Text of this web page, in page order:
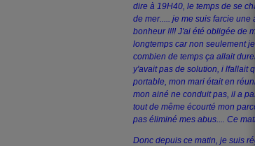
dire à 19H40, le temps de se
de mer..... je me suis farcie une
bonheur !!!! J'ai été obligée de
longtemps car non seulement
combien de temps ça allait
y'avait pas de solution, i lfallait
portable, mon mari était en
mon ainé ne conduit pas, il a
tout de même écourté mon
pas éliminé mes abus.... Ce
Donc depuis ce matin, je suis